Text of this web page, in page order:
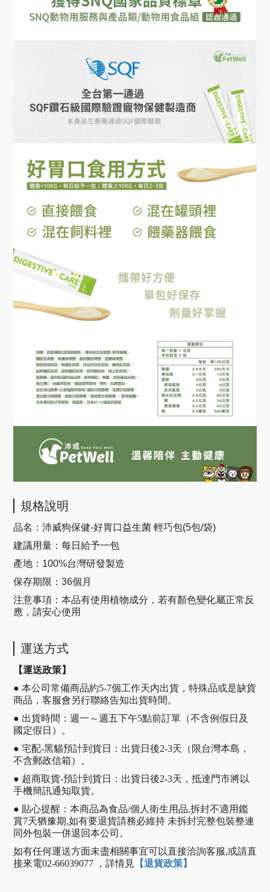
規格說明
品名：沛威狗保健-好胃口益生菌 輕巧包(5包/袋)
建議用量：每日給予一包
產地：100%台灣研發製造
保存期限：36個月
注意事項：本品有使用植物成分，若有顏色變化屬正常反
應，請安心使用
運送方式
【運送政策】
● 本公司常備商品約5-7個工作天內出貨，特殊品或是缺貨
商品，客服會另行聯絡告知出貨時間。
● 出貨時間：週一～週五下午5點前訂單（不含例假日及
國定假日）。
● 宅配-黑貓預計到貨日：出貨日後2-3天（限台灣本島，
不含郵政信箱）。
● 超商取貨-預計到貨日：出貨日後2-3天，抵達門市將以
手機簡訊通知取貨。
● 貼心提醒：本商品為食品/個人衛生用品,拆封不適用鑑
賞7天猶豫期,如有要退貨請務必維持 未拆封完整包裝整連
同外包裝一併退回本公司。
如有任何運送方面未盡相關事宜可以直接洽詢客服,或請直
接來電02-66039077 ， 詳情見 【退貨政策】